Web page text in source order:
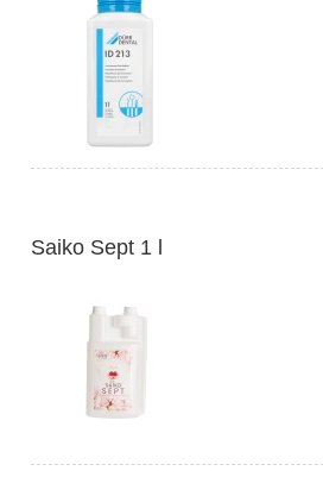
Saiko Sept 1 l